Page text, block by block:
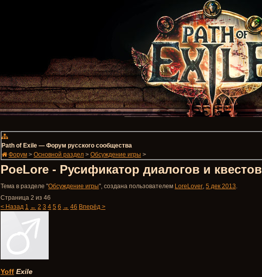
Path of Exile — Форум русского сообщества
Форум > Основной раздел > Обсуждение игры >
PoeLore - Русификатор диалогов и квестов
Тема в разделе "Обсуждение игры", создана пользователем LoreLover, 5 дек 2013.
Страница 2 из 46
< Назад 1 ← 2 3 4 5 6 → 46 Вперёд >
Yoff Exile